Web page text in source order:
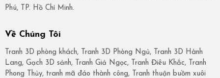
Phú, TP. Hồ Chí Minh.
Về Chúng Tôi
Tranh 3D phòng khách, Tranh 3D Phòng Ngủ, Tranh 3D Hành
Lang, Gạch 3D sảnh, Tranh Giả Ngọc, Tranh Điêu Khắc, Tranh
Phong Thủy, tranh mã đáo thành công, Tranh thuận buồm xuôi